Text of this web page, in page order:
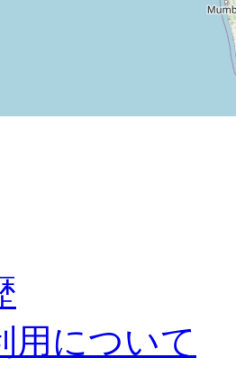
用について